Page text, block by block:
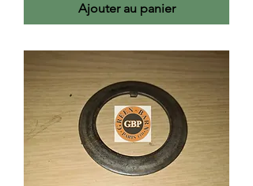
Ajouter au panier